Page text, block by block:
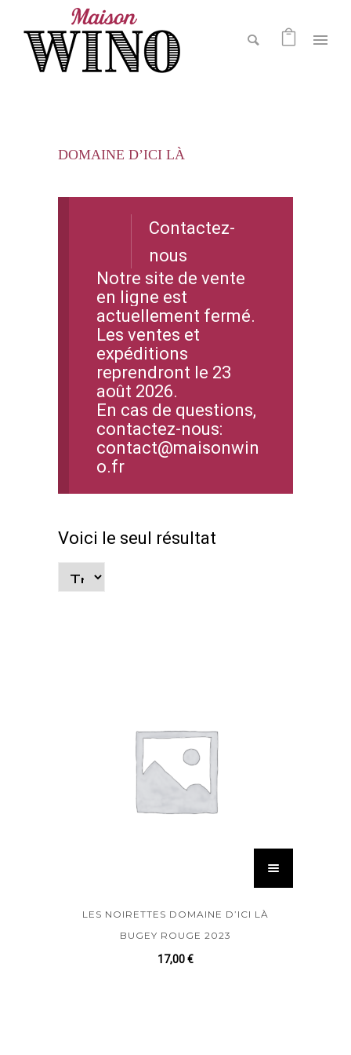
DOMAINE D’ICI LÀ
Contactez-
nous
Notre site de vente
en ligne est
actuellement fermé.
Les ventes et
expéditions
reprendront le 23
août 2026.
En cas de questions,
contactez-nous:
contact@maisonwin
o.fr
Voici le seul résultat
LES NOIRETTES DOMAINE D’ICI LÀ
BUGEY ROUGE 2023
17,00€